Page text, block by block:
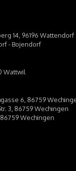
14, 96196 Wattendorf
- Bojendorf
Wattwil
6, 86759
3, 86759 Wechingen
86759 Wechingen